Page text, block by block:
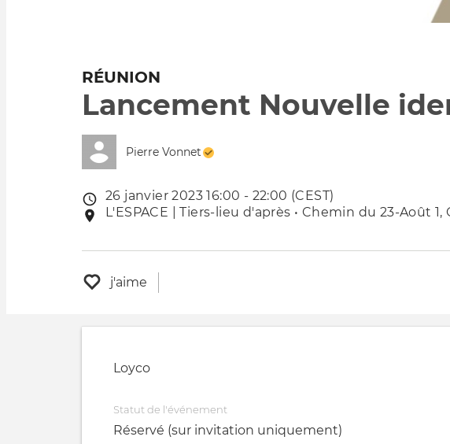
RÉUNION
Lancement Nouvelle
Pierre Vonnet
Date
de
26 janvier 2023 16:00 - 22:00 (CEST)
Lieu
L'ESPACE | Tiers-lieu d'après • Chemin du 23-Août 1,
j'aime
Loyco
Statut de l'événement
Réservé (sur invitation uniquement)